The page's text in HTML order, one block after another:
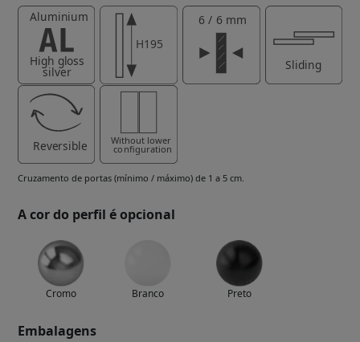
Cruzamento de portas (mínimo / máximo) de 1 a 5 cm.
A cor do perfil é opcional
Cromo Branco Preto
Embalagens